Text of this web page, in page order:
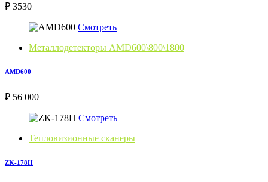
₽ 3530
Смотреть
Металлодетекторы AMD600\800\1800
AMD600
₽ 56 000
Смотреть
Тепловизионные сканеры
ZK-178H